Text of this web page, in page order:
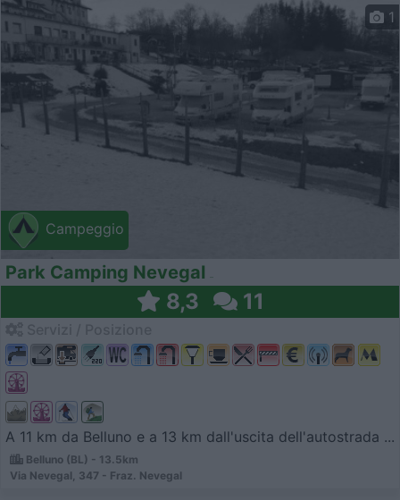
Campeggio
1
Park Camping Nevegal
8,3 11
A 11 km da Belluno e a 13 km dall'uscita dell'autostrada ...
Belluno (BL) - 13.5km
Via Nevegal, 347 - Fraz. Nevegal